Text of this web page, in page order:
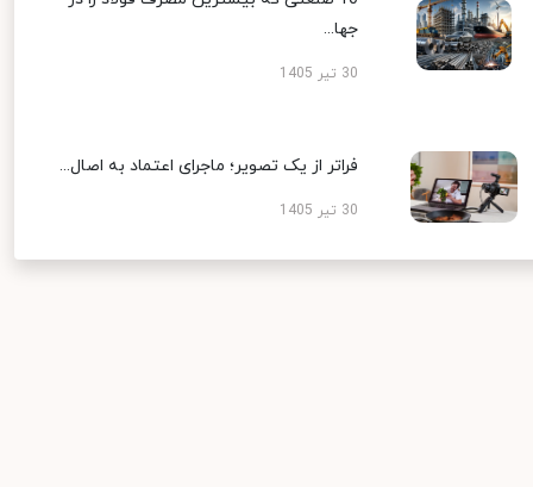
جها...
30 تیر 1405
فراتر از یک تصویر؛ ماجرای اعتماد به اصال...
30 تیر 1405